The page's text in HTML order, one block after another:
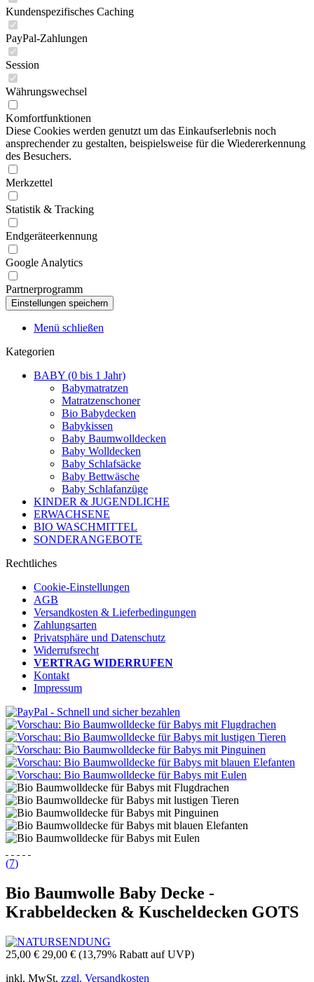
Kundenspezifisches Caching
PayPal-Zahlungen
Session
Währungswechsel
Komfortfunktionen
Diese Cookies werden genutzt um das Einkaufserlebnis noch
ansprechender zu gestalten, beispielsweise für die Wiedererkennung
des Besuchers.
Merkzettel
Statistik & Tracking
Endgeräteerkennung
Google Analytics
Partnerprogramm
Menü schließen
Kategorien
BABY (0 bis 1 Jahr)
Babymatratzen
Matratzenschoner
Bio Babydecken
Babykissen
Baby Baumwolldecken
Baby Wolldecken
Baby Schlafsäcke
Baby Bettwäsche
Baby Schlafanzüge
KINDER & JUGENDLICHE
ERWACHSENE
BIO WASCHMITTEL
SONDERANGEBOTE
Rechtliches
Cookie-Einstellungen
AGB
Versandkosten & Lieferbedingungen
Zahlungsarten
Privatsphäre und Datenschutz
Widerrufsrecht
VERTRAG WIDERRUFEN
Kontakt
Impressum
(7)
Bio Baumwolle Baby Decke -
Krabbeldecken & Kuscheldecken GOTS
25,00 € 29,00 € (13,79% Rabatt auf UVP)
inkl. MwSt. zzgl. Versandkosten